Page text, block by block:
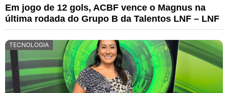
Em jogo de 12 gols, ACBF vence o Magnus na
última rodada do Grupo B da Talentos LNF – LNF
TECNOLOGIA